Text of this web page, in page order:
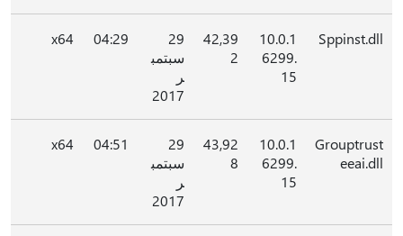
Sppinst.dll
10.0.1
6299.
15
42,39
2
29
سبتمب
ر
2017
04:29
x64
Grouptrust
eeai.dll
10.0.1
6299.
15
43,92
8
29
سبتمب
ر
2017
04:51
x64